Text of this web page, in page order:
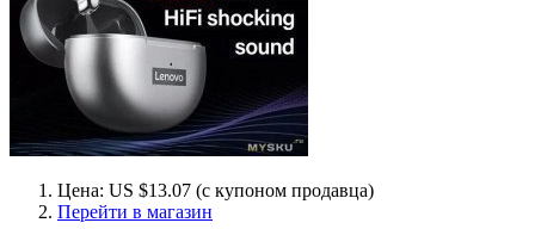
Цена: US $13.07 (с купоном продавца)
Перейти в магазин